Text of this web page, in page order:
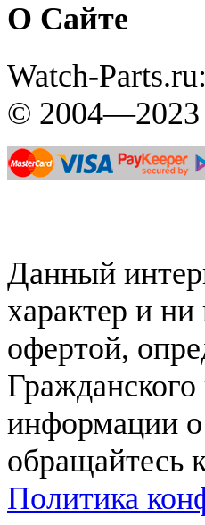
О Сайте
Watch-
©
Данный
характер и
офертой,
информации о
обращайтесь
Политика